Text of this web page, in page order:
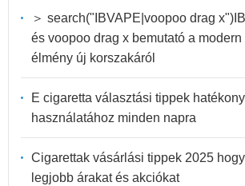
＞ search("IBVAPE|voopoo drag
és voopoo drag x bemutató a
élmény új korszakáról
E cigaretta választási tippek
használatához minden napra
Cigarettak vásárlási tippek 2025
legjobb árakat és akciókat